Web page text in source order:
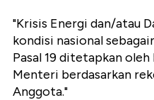
"Krisis Energi dan/atau
kondisi nasional
Pasal 19 ditetapkan oleh
Menteri berdasarkan
Anggota."